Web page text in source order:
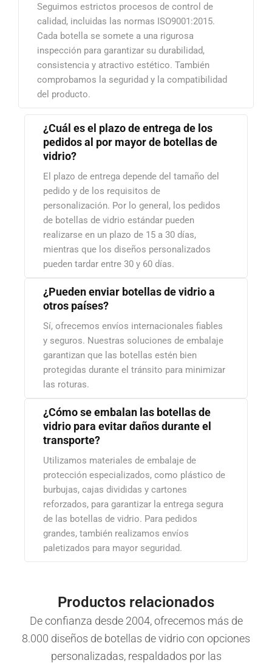
Seguimos estrictos procesos de control de
calidad, incluidas las normas ISO9001:2015.
Cada botella se somete a una rigurosa
inspección para garantizar su durabilidad,
consistencia y atractivo estético. También
comprobamos la seguridad y la compatibilidad
del producto.
¿Cuál es el plazo de entrega de los
pedidos al por mayor de botellas de
vidrio?
El plazo de entrega depende del tamaño del
pedido y de los requisitos de
personalización. Por lo general, los pedidos
de botellas de vidrio estándar pueden
realizarse en un plazo de 15 a 30 días,
mientras que los diseños personalizados
pueden tardar entre 30 y 60 días.
¿Pueden enviar botellas de vidrio a
otros países?
Sí, ofrecemos envíos internacionales fiables
y seguros. Nuestras soluciones de embalaje
garantizan que las botellas estén bien
protegidas durante el tránsito para minimizar
las roturas.
¿Cómo se embalan las botellas de
vidrio para evitar daños durante el
transporte?
Utilizamos materiales de embalaje de
protección especializados, como plástico de
burbujas, cajas divididas y cartones
reforzados, para garantizar la entrega segura
de las botellas de vidrio. Para pedidos
grandes, también realizamos envíos
paletizados para mayor seguridad.
Productos relacionados
De confianza desde 2004, ofrecemos más de
8.000 diseños de botellas de vidrio con opciones
personalizadas, respaldados por las